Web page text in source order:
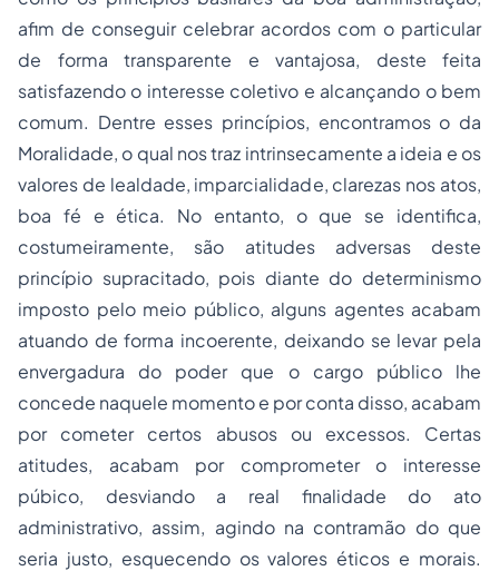
afim de conseguir celebrar acordos com o particular
de forma transparente e vantajosa, deste feita
satisfazendo o interesse coletivo e alcançando o bem
comum. Dentre esses princípios, encontramos o da
Moralidade, o qual nos traz intrinsecamente a ideia e os
valores de lealdade, imparcialidade, clarezas nos atos,
boa fé e ética. No entanto, o que se identifica,
costumeiramente, são atitudes adversas deste
princípio supracitado, pois diante do determinismo
imposto pelo meio público, alguns agentes acabam
atuando de forma incoerente, deixando se levar pela
envergadura do poder que o cargo público lhe
concede naquele momento e por conta disso, acabam
por cometer certos abusos ou excessos. Certas
atitudes, acabam por comprometer o interesse
púbico, desviando a real finalidade do ato
administrativo, assim, agindo na contramão do que
seria justo, esquecendo os valores éticos e morais.